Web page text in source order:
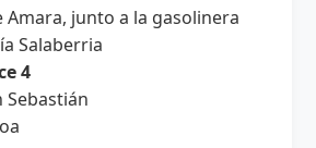
Amara, junto a la gasolinera
Salaberria
4
Sebastián